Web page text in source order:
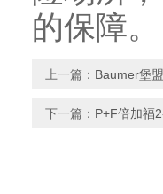
的保障。
上一篇： Baumer堡
下一篇： P+F倍加福